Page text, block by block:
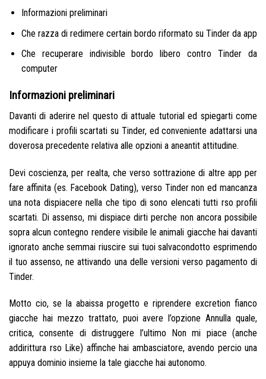
Informazioni preliminari
Che razza di redimere certain bordo riformato su Tinder da app
Che recuperare indivisible bordo libero contro Tinder da
computer
Informazioni preliminari
Davanti di aderire nel questo di attuale tutorial ed spiegarti come
modificare i profili scartati su Tinder, ed conveniente adattarsi una
doverosa precedente relativa alle opzioni a aneantit attitudine.
Devi coscienza, per realta, che verso sottrazione di altre app per
fare affinita (es. Facebook Dating), verso Tinder non ed mancanza
una nota dispiacere nella che tipo di sono elencati tutti rso profili
scartati. Di assenso, mi dispiace dirti perche non ancora possibile
sopra alcun contegno rendere visibile le animali giacche hai davanti
ignorato anche semmai riuscire sui tuoi salvacondotto esprimendo
il tuo assenso, ne attivando una delle versioni verso pagamento di
Tinder.
Motto cio, se la abaissa progetto e riprendere excretion fianco
giacche hai mezzo trattato, puoi avere l’opzione Annulla quale,
critica, consente di distruggere l’ultimo Non mi piace (anche
addirittura rso Like) affinche hai ambasciatore, avendo percio una
appuya dominio insieme la tale giacche hai autonomo.